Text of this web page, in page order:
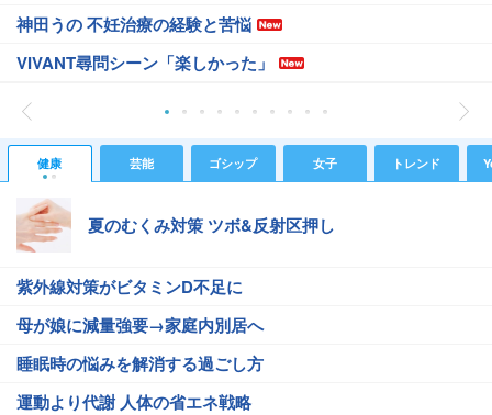
神田うの 不妊治療の経験と苦悩
VIVANT尋問シーン「楽しかった」
健康 芸能 ゴシップ 女子 トレンド
夏のむくみ対策 ツボ&反射区押し
紫外線対策がビタミンD不足に
母が娘に減量強要→家庭内別居へ
睡眠時の悩みを解消する過ごし方
運動より代謝 人体の省エネ戦略